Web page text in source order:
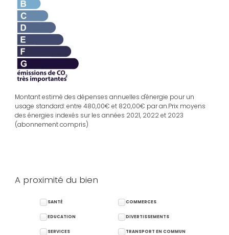
Montant estimé des dépenses annuelles d'énergie pour un
usage standard: entre 480,00€ et 820,00€ par an.Prix moyens
des énergies indexés sur les années 2021, 2022 et 2023
(abonnement compris)
A proximité du bien
SANTÉ COMMERCES
EDUCATION DIVERTISSEMENTS
SERVICES TRANSPORT EN COMMUN